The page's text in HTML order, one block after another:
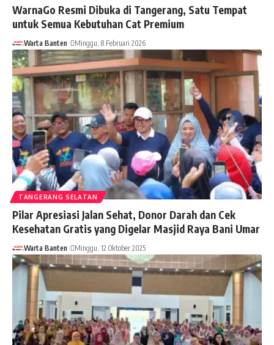
WarnaGo Resmi Dibuka di Tangerang, Satu Tempat
untuk Semua Kebutuhan Cat Premium
Warta Banten Minggu, 8 Februari 2026
TANGERANG SELATAN
Pilar Apresiasi Jalan Sehat, Donor Darah dan Cek
Kesehatan Gratis yang Digelar Masjid Raya Bani Umar
Warta Banten Minggu, 12 Oktober 2025